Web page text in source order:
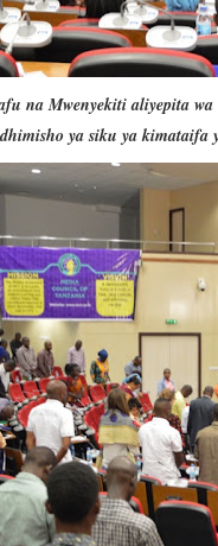
na Mwenyekiti aliyepita
ya siku ya